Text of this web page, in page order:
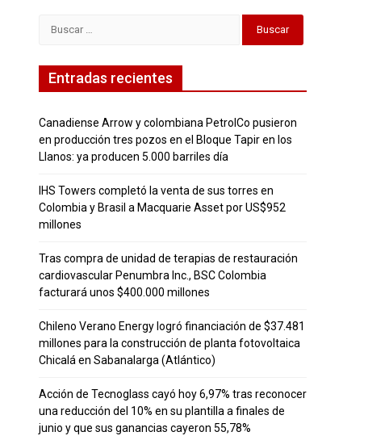
Entradas recientes
Canadiense Arrow y colombiana PetrolCo pusieron
en producción tres pozos en el Bloque Tapir en los
Llanos: ya producen 5.000 barriles día
IHS Towers completó la venta de sus torres en
Colombia y Brasil a Macquarie Asset por US$952
millones
Tras compra de unidad de terapias de restauración
cardiovascular Penumbra Inc., BSC Colombia
facturará unos $400.000 millones
Chileno Verano Energy logró financiación de $37.481
millones para la construcción de planta fotovoltaica
Chicalá en Sabanalarga (Atlántico)
Acción de Tecnoglass cayó hoy 6,97% tras reconocer
una reducción del 10% en su plantilla a finales de
junio y que sus ganancias cayeron 55,78%